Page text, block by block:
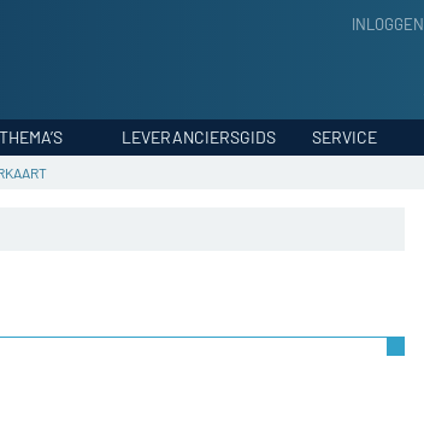
INLOGGEN
THEMA’S LEVERANCIERSGIDS SERVICE